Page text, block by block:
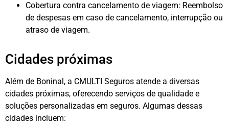
Cobertura contra cancelamento de viagem: Reembolso
de despesas em caso de cancelamento, interrupção ou
atraso de viagem.
Cidades próximas
Além de Boninal, a CMULTI Seguros atende a diversas
cidades próximas, oferecendo serviços de qualidade e
soluções personalizadas em seguros. Algumas dessas
cidades incluem: